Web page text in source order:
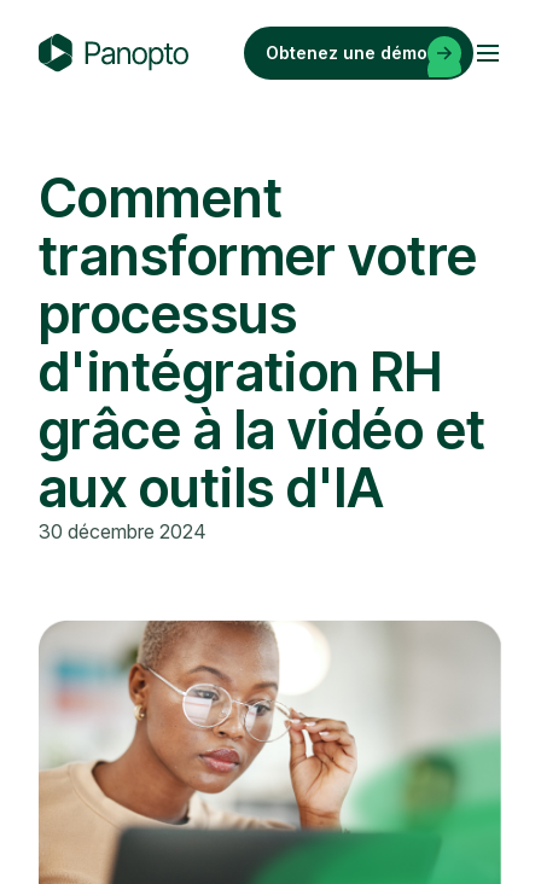
o
p
o
Obtenez une démo
Comment
transformer votre
processus
d'intégration RH
grâce à la vidéo et
aux outils d'IA
30 décembre 2024